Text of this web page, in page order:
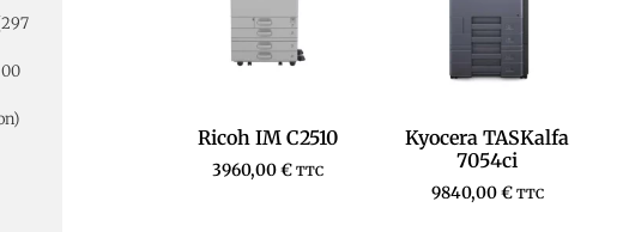
Ricoh IM C2510
3960,00€ TTC
Kyocera TASKalfa
7054ci
9840,00€ TTC